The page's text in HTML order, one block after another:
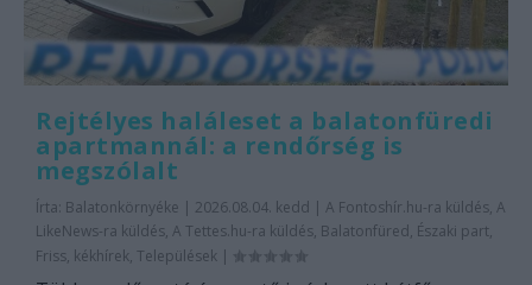
Rejtélyes haláleset a balatonfüredi
apartmannál: a rendőrség is
megszólalt
Írta: Balatonkörnyéke | 2026.08.04. kedd | A Fontoshír.hu-ra küldés, A
LikeNews-ra küldés, A Tettes.hu-ra küldés, Balatonfüred, Északi part,
Friss, kékhírek, Települések |